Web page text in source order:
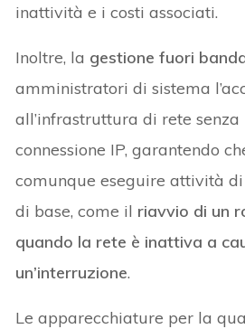
inattività e i costi associati.
Inoltre, la gestione fuori
amministratori di sistema
all’infrastruttura di rete
connessione IP, garantendo
comunque eseguire attività
di base, come il riavvio di un
quando la rete è inattiva a
un’interruzione.
Le apparecchiature per la